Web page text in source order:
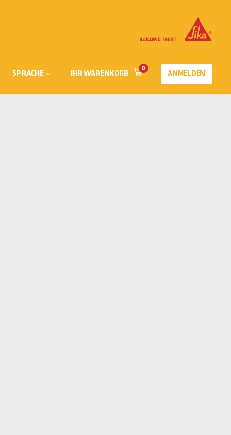
SPRACHE IHR WARENKORB
0
ANMELDEN